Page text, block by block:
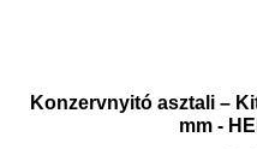
Konzervnyitó asztali –
mm -